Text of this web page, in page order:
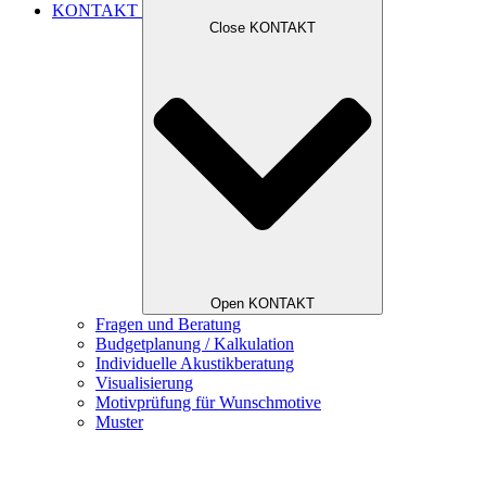
KONTAKT
Close KONTAKT
Open KONTAKT
Fragen und Beratung
Budgetplanung / Kalkulation
Individuelle Akustikberatung
Visualisierung
Motivprüfung für Wunschmotive
Muster